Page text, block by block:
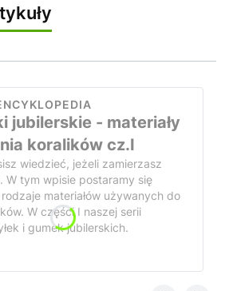
jubilerskie - materiały
koralików cz.I
wiedzieć, jeżeli zamierzasz
W tym wpisie postaramy się
materiałów używanych do
W części I naszej serii
i gumek jubilerskich.